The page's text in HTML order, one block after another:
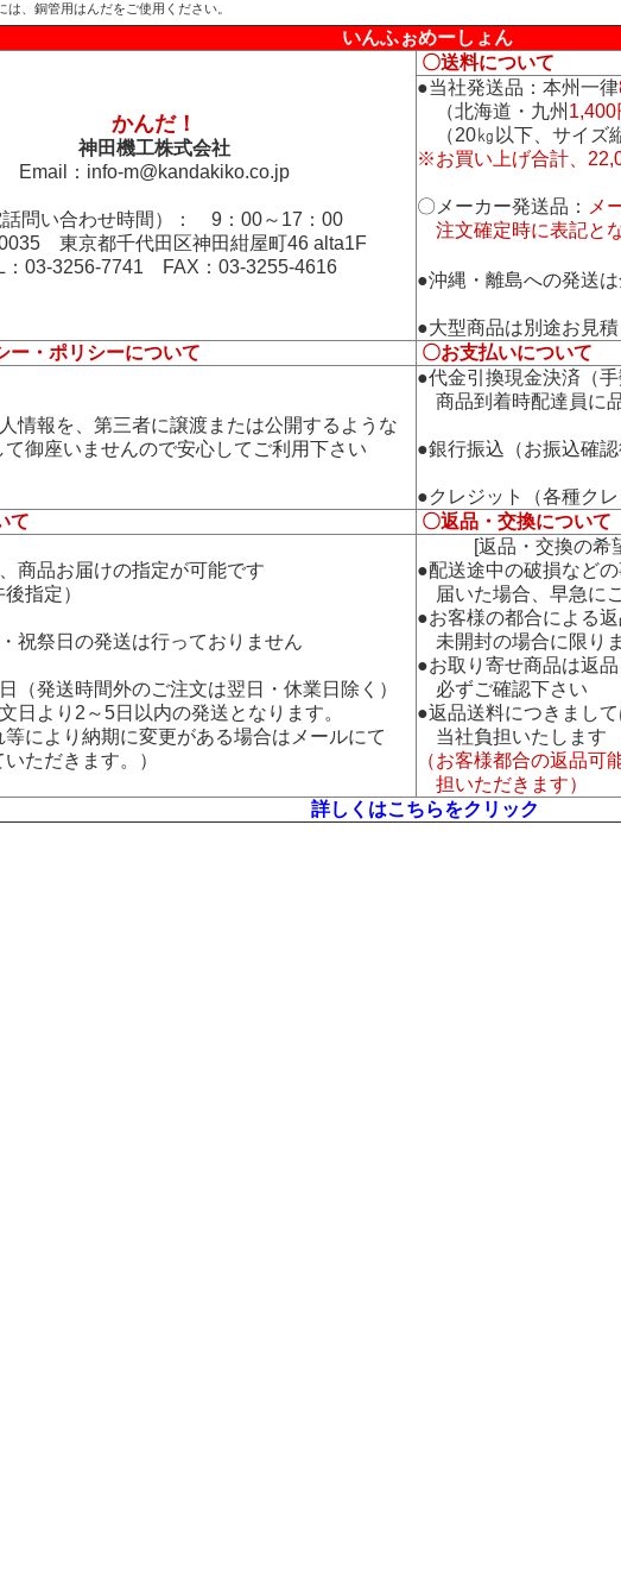
は、銅管用はんだをご使用ください。
いんふぉめーしょん
かんだ！
神田機工株式会社
Email： info-m@kandakiko.co.jp
話問い合わせ時間）： 9：00～17：00
東京都千代田区神田紺屋町46 alta1F
：03-3256-7741 FAX：03-3255-4616
〇送料について
●当社発送品：本州一律
（北海道・九州 1,400
（20㎏以下、サイズ
※お買い上げ合計、
〇メーカー発送品： メ
注文確定時に表記と
●沖縄・離島への発送
●大型商品は別途お見
ー・ポリシーについて
〇お支払いについて
情報を、第三者に譲渡または公開するような
御座いませんので安心してご利用下さい
●代金引換現金決済（手
商品到着時配達員に
●銀行振込（お振込確
●クレジット（各種ク
て
〇返品・交換について
商品お届けの指定が可能です
指定）
祝祭日の発送は行っておりません
（発送時間外のご注文は翌日・休業日除く）
日より2～5日以内の発送となります。
により納期に変更がある場合はメールにて
ただきます。）
[返品・交換の希望
●配送途中の破損など
届いた場合、早急に
●お客様の都合による
未開封の場合に限り
●お取り寄せ商品は返
必ずご確認下さい
●返品送料につきまし
当社負担いたします
（お客様都合の返品可
担いただきます）
詳しくはこちらをクリック